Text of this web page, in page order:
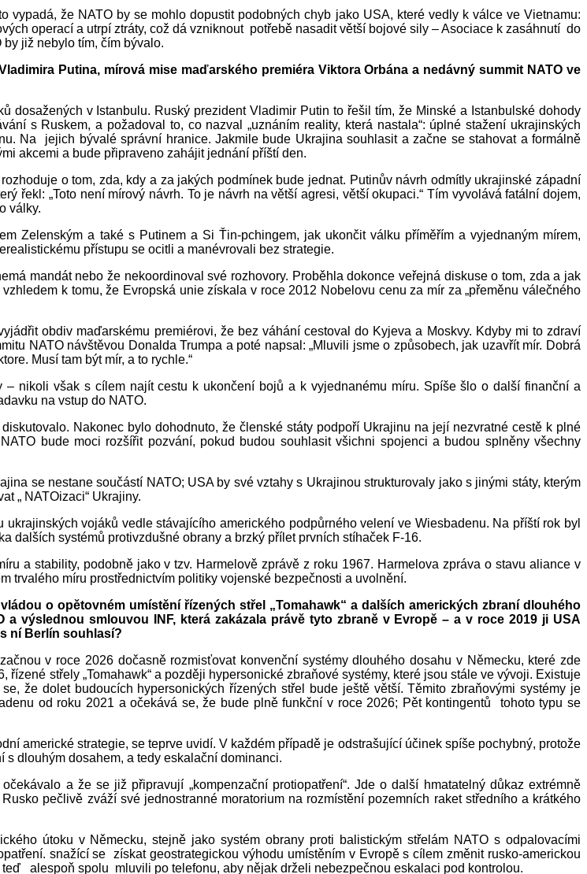
že NATO by se mohlo dopustit podobných chyb jako USA, které vedly k válce ve Vietnamu:
operací a utrpí ztráty, což dá vzniknout potřebě nasadit větší bojové sily – Asociace k zasáhnutí do
již nebylo tím, čím bývalo.
Putina, mírová mise maďarského premiéra Viktora Orbána a nedávný summit NATO ve
v Istanbulu. Ruský prezident Vladimir Putin to řešil tím, že Minské a Istanbulské dohody
s Ruskem, a požadoval to, co nazval „uznáním reality, která nastala“: úplné stažení ukrajinských
Na jejich bývalé správní hranice. Jakmile bude Ukrajina souhlasit a začne se stahovat a formálně
akcemi a bude připraveno zahájit jednání příští den.
o tom, zda, kdy a za jakých podmínek bude jednat. Putinův návrh odmítly ukrajinské západní
řekl: „Toto není mírový návrh. To je návrh na větší agresi, větší okupaci.“ Tím vyvolává fatální dojem,
války.
Zelenským a také s Putinem a Si Ťin-pchingem, jak ukončit válku příměřím a vyjednaným mírem,
přístupu se ocitli a manévrovali bez strategie.
mandát nebo že nekoordinoval své rozhovory. Proběhla dokonce veřejná diskuse o tom, zda a jak
k tomu, že Evropská unie získala v roce 2012 Nobelovu cenu za mír za „přeměnu válečného
obdiv maďarskému premiérovi, že bez váhání cestoval do Kyjeva a Moskvy. Kdyby mi to zdraví
NATO návštěvou Donalda Trumpa a poté napsal: „Mluvili jsme o způsobech, jak uzavřít mír. Dobrá
Musí tam být mír, a to rychle.“
nikoli však s cílem najít cestu k ukončení bojů a k vyjednanému míru. Spíše šlo o další finanční a
na vstup do NATO.
Nakonec bylo dohodnuto, že členské státy podpoří Ukrajinu na její nezvratné cestě k plné
bude moci rozšířit pozvání, pokud budou souhlasit všichni spojenci a budou splněny všechny
se nestane součástí NATO; USA by své vztahy s Ukrajinou strukturovaly jako s jinými státy, kterým
„ NATOizaci“ Ukrajiny.
vojáků vedle stávajícího amerického podpůrného velení ve Wiesbadenu. Na příští rok byl
dalších systémů protivzdušné obrany a brzký přílet prvních stíhaček F-16.
a stability, podobně jako v tzv. Harmelově zprávě z roku 1967. Harmelova zpráva o stavu aliance v
trvalého míru prostřednictvím politiky vojenské bezpečnosti a uvolnění.
o opětovném umístění řízených střel „Tomahawk“ a dalších amerických zbraní dlouhého
výslednou smlouvou INF, která zakázala právě tyto zbraně v Evropě – a v roce 2019 ji USA
ní Berlín souhlasí?
v roce 2026 dočasně rozmisťovat konvenční systémy dlouhého dosahu v Německu, které zde
střely „Tomahawk“ a později hypersonické zbraňové systémy, které jsou stále ve vývoji. Existuje
že dolet budoucích hypersonických řízených střel bude ještě větší. Těmito zbraňovými systémy je
od roku 2021 a očekává se, že bude plně funkční v roce 2026; Pět kontingentů tohoto typu se
americké strategie, se teprve uvidí. V každém případě je odstrašující účinek spíše pochybný, protože
dlouhým dosahem, a tedy eskalační dominanci.
a že se již připravují „kompenzační protiopatření“. Jde o další hmatatelný důkaz extrémně
pečlivě zváží své jednostranné moratorium na rozmístění pozemních raket středního a krátkého
útoku v Německu, stejně jako systém obrany proti balistickým střelám NATO s odpalovacími
snažící se získat geostrategickou výhodu umístěním v Evropě s cílem změnit rusko-americkou
alespoň spolu mluvili po telefonu, aby nějak drželi nebezpečnou eskalaci pod kontrolou.